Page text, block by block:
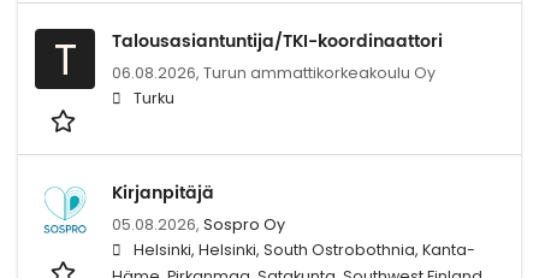
T Talousasiantuntija/TKI-koordinaattori
06.08.2026, Turun ammattikorkeakoulu Oy
Turku
Kirjanpitäjä
05.08.2026, Sospro Oy
Helsinki, Helsinki, South Ostrobothnia, Kanta-